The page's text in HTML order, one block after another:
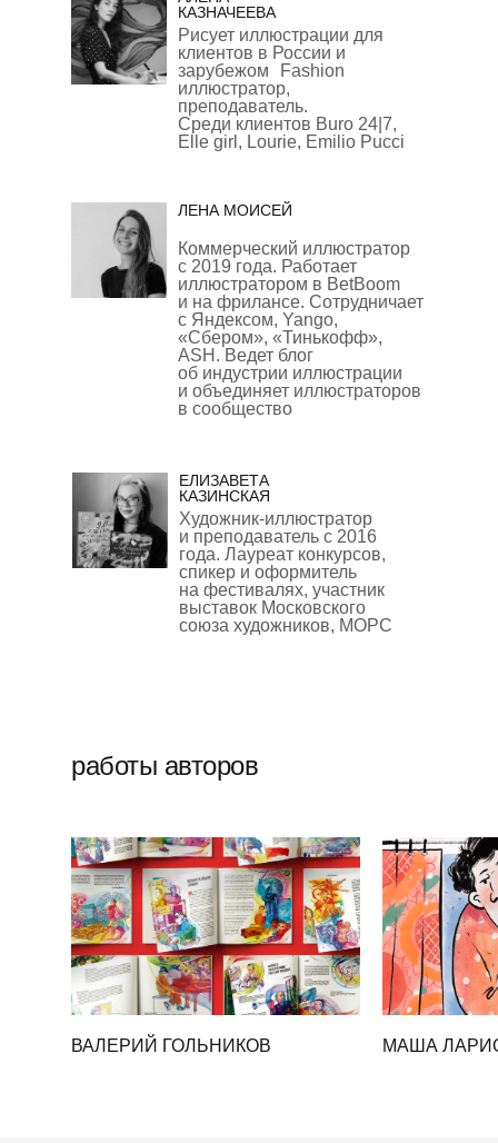
КАЗНАЧЕЕВА
Рисует иллюстрации для
клиентов в России и
зарубежом Fashion
иллюстратор,
преподаватель.
Среди клиентов Buro 24|7,
Elle girl, Lourie, Emilio Pucci
ЛЕНА МОИСЕЙ
Коммерческий иллюстратор
с 2019 года. Работает
иллюстратором в BetBoom
и на фрилансе. Сотрудничает
с Яндексом, Yango,
«Сбером», «Тинькофф»,
ASH. Ведет блог
об индустрии иллюстрации
и объединяет иллюстраторов
в сообщество
ЕЛИЗАВЕТА
КАЗИНСКАЯ
Художник-иллюстратор
и преподаватель с 2016
года. Лауреат конкурсов,
спикер и оформитель
на фестивалях, участник
выставок Московского
союза художников, МОРС
работы авторов
ВАЛЕРИЙ ГОЛЬНИКОВ МАША